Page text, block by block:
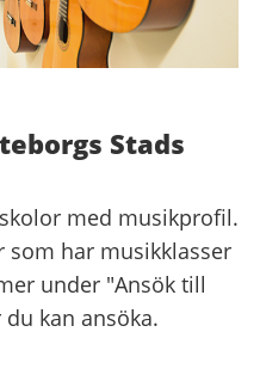
Stads
med musikprofil.
som har musikklasser
under "Ansök till
kan ansöka.